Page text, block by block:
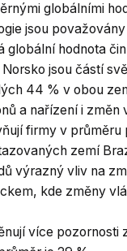
globálními
jsou
globální hodnota
jsou částí
44 % v obou
a nařízení i změn
firmy v průměru
zemí
výrazný vliv na
kde změny
více pozornosti